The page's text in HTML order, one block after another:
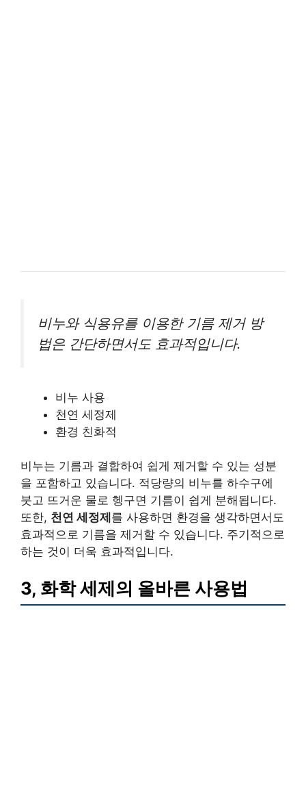
비누와 식용유를 이용한 기름 제거 방
법은 간단하면서도 효과적입니다.
비누 사용
천연 세정제
환경 친화적
비누는 기름과 결합하여 쉽게 제거할 수 있는 성분
을 포함하고 있습니다. 적당량의 비누를 하수구에
붓고 뜨거운 물로 헹구면 기름이 쉽게 분해됩니다.
또한, 천연 세정제 를 사용하면 환경을 생각하면서도
효과적으로 기름을 제거할 수 있습니다. 주기적으로
하는 것이 더욱 효과적입니다.
3, 화학 세제의 올바른 사용법